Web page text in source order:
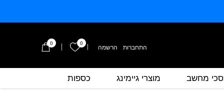
התחברות הרשמה 0 הרשימה שלי
0
מחשב מוצרי גיימינג כספות